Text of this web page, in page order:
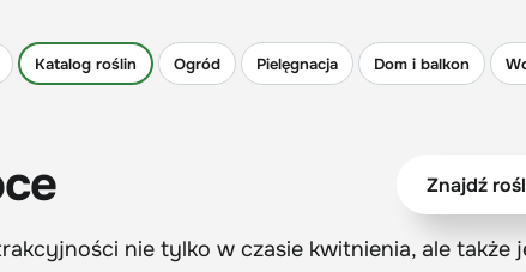
Katalog roślin Ogród Pielęgnacja Dom i balkon
nie tylko w czasie kwitnienia, ale także